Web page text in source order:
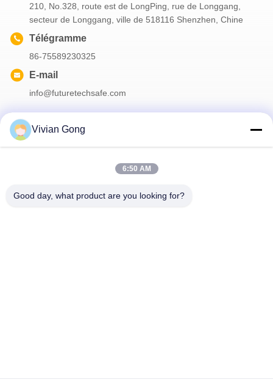
210, No.328, route est de LongPing, rue de Longgang,
secteur de Longgang, ville de 518116 Shenzhen, Chine
Télégramme
86-75589230325
E-mail
info@futuretechsafe.com
encore.
Vivian Gong
6:50 AM
Good day, what product are you looking for?